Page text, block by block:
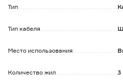
удлинителей, для подключения
напряжением до 380 В.
Преимущества:
нагрузкам.
Тип
Тип кабеля
Место использования
Количество жил 3